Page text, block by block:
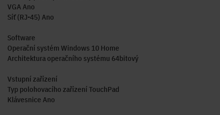
VGA Ano
Síť (RJ-45) Ano
Software
Operační systém Windows 10 Home
Architektura operačního systému 64bitový
Vstupní zařízení
Typ polohovacího zařízení TouchPad
Klávesnice Ano